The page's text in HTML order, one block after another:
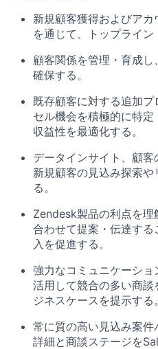
新規顧客獲得およびア
を通じて、トップライン
顧客関係を管理・育成
確保する。
既存顧客に対する追加
セル機会を積極的に特
収益性を最適化する。
データインサイト、顧
新規顧客の見込み探索
る。
Zendesk製品の利点を理
合わせて提案・伝達す
入を促進する。
強力なコミュニケーシ
活用して競合の多い商
ジネスケースを提示する。
常に質の高い見込み案
詳細と商談ステージを